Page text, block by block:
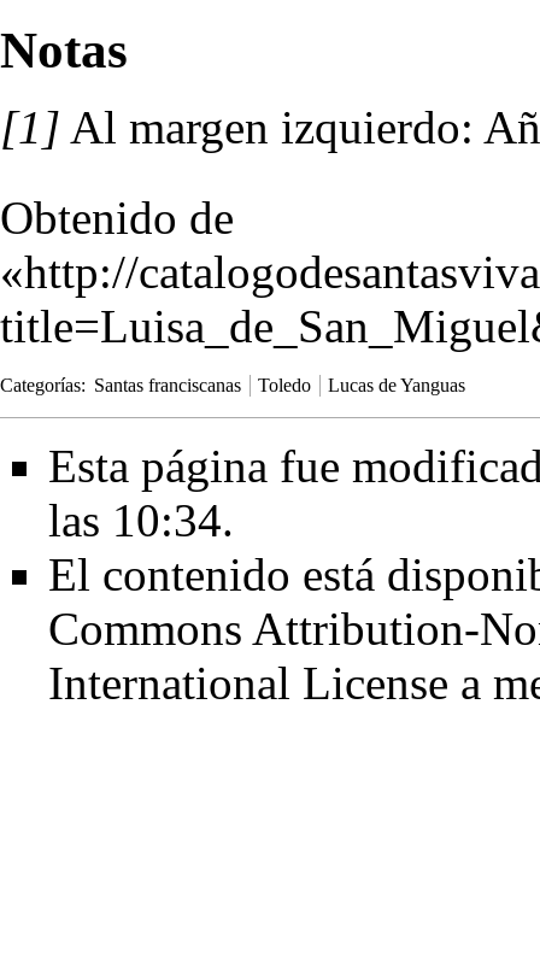
Notas
[1] Al margen izquierdo:
Obtenido de
«http://
Categorías: Santas franciscanas Toledo Lucas de Yanguas
Esta página fue
las 10:34.
El contenido está
Commons Attribution-
International License a